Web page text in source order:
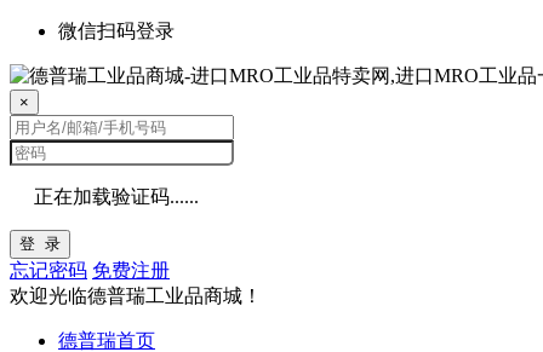
微信扫码登录
×
正在加载验证码......
登 录
忘记密码 免费注册
欢迎光临德普瑞工业品商城！
德普瑞首页